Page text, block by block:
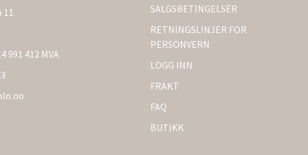
11
991 412 MVA
SALGSBETINGELSER
RETNINGSLINJER FOR
PERSONVERN
LOGG INN
FRAKT
FAQ
BUTIKK